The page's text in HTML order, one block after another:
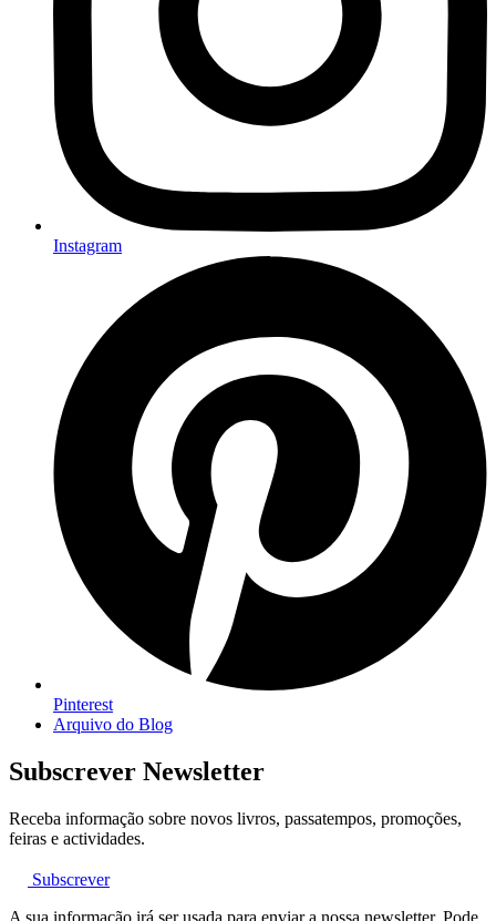
Instagram
Pinterest
Arquivo do Blog
Subscrever Newsletter
Receba informação sobre novos livros, passatempos, promoções,
feiras e actividades.
Subscrever
A sua informação irá ser usada para enviar a nossa newsletter. Pode